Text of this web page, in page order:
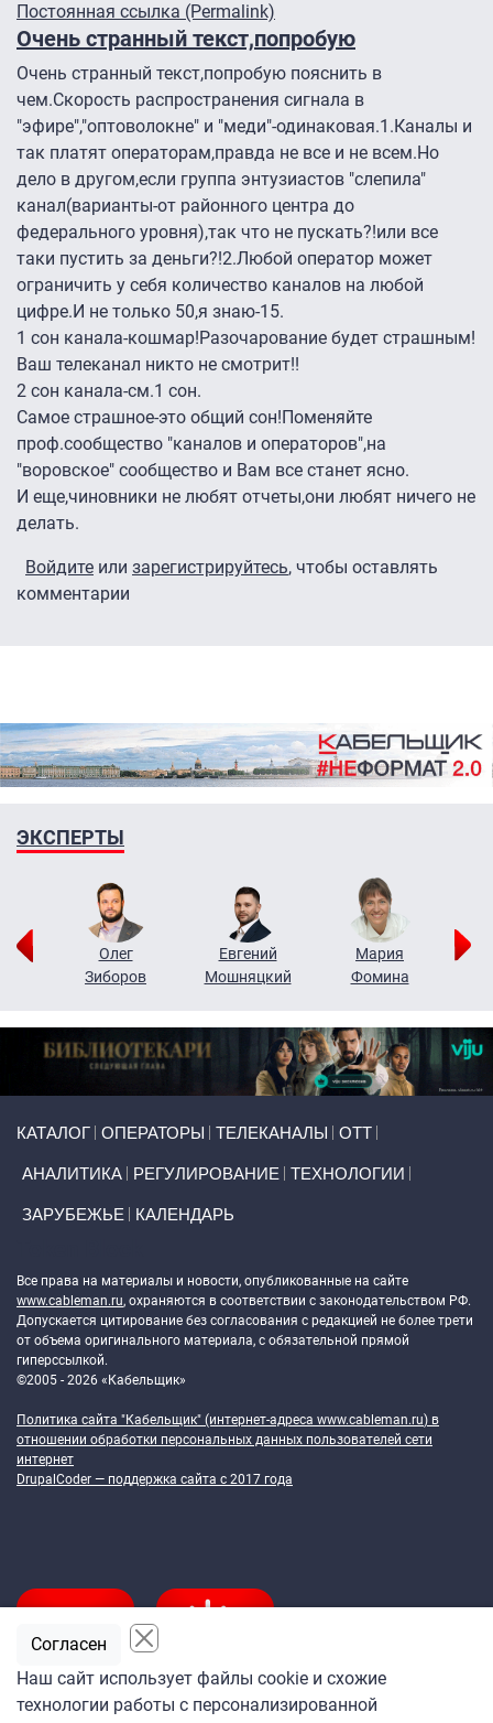
Постоянная ссылка (Permalink)
Очень странный текст,попробую
Очень странный текст,попробую пояснить в
чем.Скорость распространения сигнала в
"эфире","оптоволокне" и "меди"-одинаковая.1.Каналы и
так платят операторам,правда не все и не всем.Но
дело в другом,если группа энтузиастов "слепила"
канал(варианты-от районного центра до
федерального уровня),так что не пускать?!или все
таки пустить за деньги?!2.Любой оператор может
ограничить у себя количество каналов на любой
цифре.И не только 50,я знаю-15.
1 сон канала-кошмар!Разочарование будет страшным!
Ваш телеканал никто не смотрит!!
2 сон канала-см.1 сон.
Самое страшное-это общий сон!Поменяйте
проф.сообщество "каналов и операторов",на
"воровское" сообщество и Вам все станет ясно.
И еще,чиновники не любят отчеты,они любят ничего не
делать.
Войдите или зарегистрируйтесь, чтобы оставлять
комментарии
ЭКСПЕРТЫ
Олег
Зиборов
Евгений
Мошняцкий
Мария
Фомина
КАТАЛОГ ОПЕРАТОРЫ ТЕЛЕКАНАЛЫ ОТТ
АНАЛИТИКА РЕГУЛИРОВАНИЕ ТЕХНОЛОГИИ
ЗАРУБЕЖЬЕ КАЛЕНДАРЬ
Все права на материалы и новости, опубликованные на сайте
www.cableman.ru, охраняются в соответствии с законодательством РФ.
Допускается цитирование без согласования с редакцией не более трети
от объема оригинального материала, с обязательной прямой
гиперссылкой.
©2005 - 2026 «Кабельщик»
Политика сайта "Кабельщик" (интернет-адреса www.cableman.ru) в
отношении обработки персональных данных пользователей сети
интернет
DrupalCoder — поддержка сайта c 2017 года
Наш сайт использует файлы cookie и схожие
технологии работы с персонализированной
Согласен